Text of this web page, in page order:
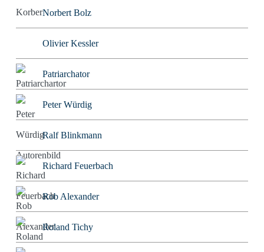
Norbert Bolz
Olivier Kessler
Patriarchator
Peter Würdig
Ralf Blinkmann
Richard Feuerbach
Rob Alexander
Roland Tichy